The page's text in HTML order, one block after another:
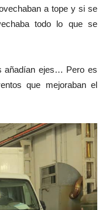
a tope y si se
todo lo que se
añadían ejes… Pero es
que mejoraban el